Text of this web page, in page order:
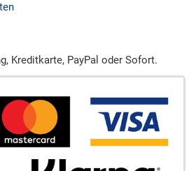
Kreditkarte, PayPal oder Sofort.